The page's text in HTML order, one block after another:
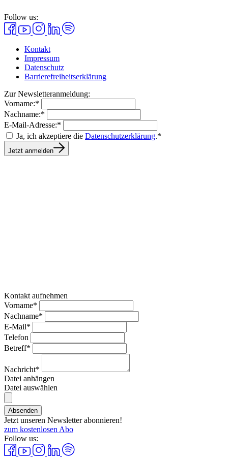
Follow us:
Kontakt
Impressum
Datenschutz
Barrierefreiheitserklärung
Zur Newsletteranmeldung:
Vorname:*
Nachname:*
E-Mail-Adresse:*
Ja, ich akzeptiere die Datenschutzerklärung.*
Jetzt anmelden
Kontakt aufnehmen
Vorname*
Nachname*
E-Mail*
Telefon
Betreff*
Nachricht*
Datei anhängen
Datei auswählen
Absenden
Jetzt unseren Newsletter abonnieren!
zum kostenlosen Abo
Follow us: